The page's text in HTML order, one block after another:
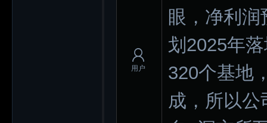
用户
眼，净利
划2025年
320个基地
成，所以